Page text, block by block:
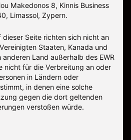
Makedonos 8, Kinnis Business
Limassol, Zypern.
dieser Seite richten sich nicht an
Staaten, Kanada und
anderen Land außerhalb des EWR
nicht für die Verbreitung an oder
in Ländern oder
in denen eine solche
gegen die dort geltenden
verstoßen würde.